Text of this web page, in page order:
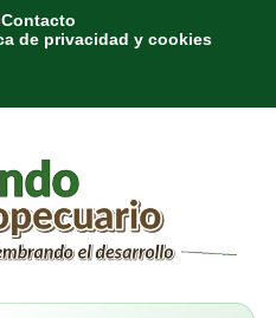
Contacto
de privacidad y cookies